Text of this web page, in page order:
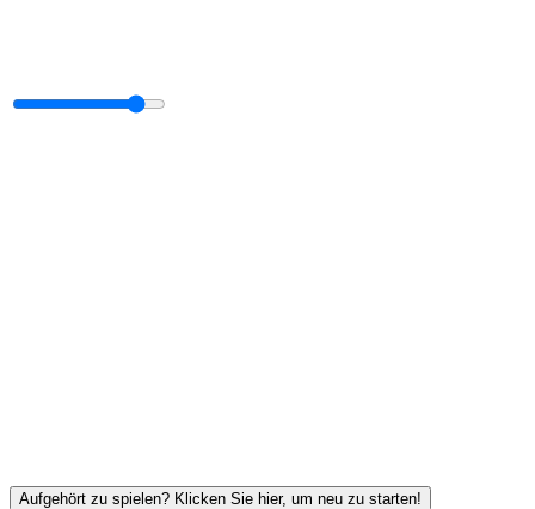
Aufgehört zu spielen? Klicken Sie hier, um neu zu starten!